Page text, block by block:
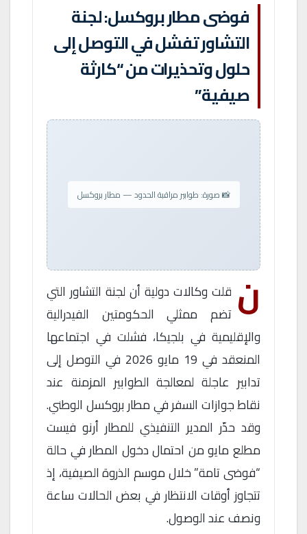
فوضى مطار بروكسل: لجنة
التشاور تفشل في التوصل إلى
حلول وتحذيرات من “كارثة
صيفية”
📸 صورة: طوابير مراقبة الحدود — مطار بروكسل
ن قلت وكالات دولية أن لجنة التشاور التي
تضم ممثلي الحكومتين الفيدرالية
والإقليمية في بلجيكا، فشلت في اجتماعها
المنعقد في 19 مايو 2026 في التوصل إلى
تدابير عاجلة لمعالجة الطوابير المزمنة عند
نقاط جوازات السفر في مطار بروكسل الوطني.
وقد حذّر المدير التنفيذي للمطار أرنو فيست
مطلع مايو من احتمال دخول المطار في حالة
“فوضى تامة” خلال موسم الذروة الصيفية، إذ
تتجاوز أوقات الانتظار في بعض الحالات ساعة
ونصف عند الوصول.